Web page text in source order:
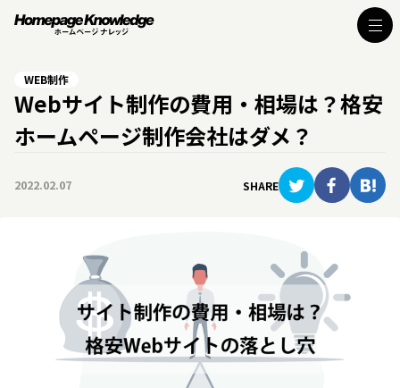
WEB制作
Webサイト制作の費用・相場は？格安
ホームページ制作会社はダメ？
2022.02.07 SHARE